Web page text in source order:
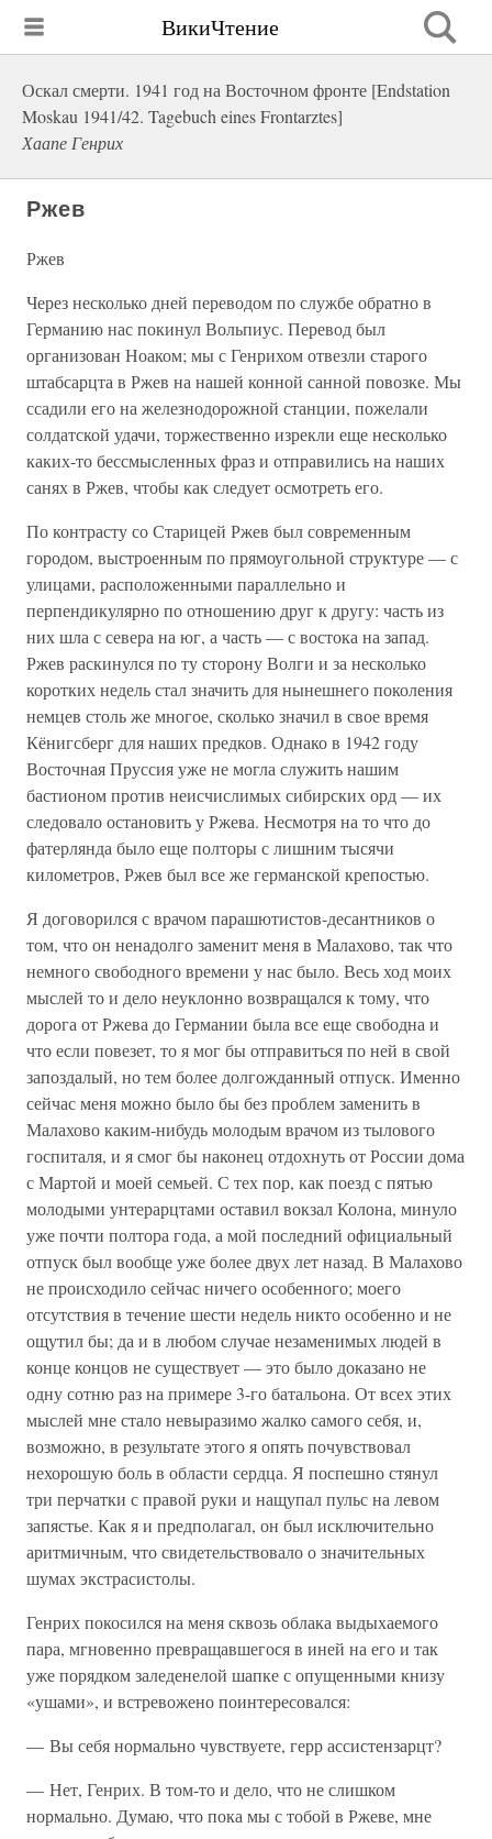
ВикиЧтение
Оскал смерти. 1941 год на Восточном фронте [Endstation
Moskau 1941/42. Tagebuch eines Frontarztes]
Хаапе Генрих
Ржев
Ржев
Через несколько дней переводом по службе обратно в
Германию нас покинул Вольпиус. Перевод был
организован Ноаком; мы с Генрихом отвезли старого
штабсарцта в Ржев на нашей конной санной повозке. Мы
ссадили его на железнодорожной станции, пожелали
солдатской удачи, торжественно изрекли еще несколько
каких-то бессмысленных фраз и отправились на наших
санях в Ржев, чтобы как следует осмотреть его.
По контрасту со Старицей Ржев был современным
городом, выстроенным по прямоугольной структуре — с
улицами, расположенными параллельно и
перпендикулярно по отношению друг к другу: часть из
них шла с севера на юг, а часть — с востока на запад.
Ржев раскинулся по ту сторону Волги и за несколько
коротких недель стал значить для нынешнего поколения
немцев столь же многое, сколько значил в свое время
Кёнигсберг для наших предков. Однако в 1942 году
Восточная Пруссия уже не могла служить нашим
бастионом против неисчислимых сибирских орд — их
следовало остановить у Ржева. Несмотря на то что до
фатерлянда было еще полторы с лишним тысячи
километров, Ржев был все же германской крепостью.
Я договорился с врачом парашютистов-десантников о
том, что он ненадолго заменит меня в Малахово, так что
немного свободного времени у нас было. Весь ход моих
мыслей то и дело неуклонно возвращался к тому, что
дорога от Ржева до Германии была все еще свободна и
что если повезет, то я мог бы отправиться по ней в свой
запоздалый, но тем более долгожданный отпуск. Именно
сейчас меня можно было бы без проблем заменить в
Малахово каким-нибудь молодым врачом из тылового
госпиталя, и я смог бы наконец отдохнуть от России дома
с Мартой и моей семьей. С тех пор, как поезд с пятью
молодыми унтерарцтами оставил вокзал Колона, минуло
уже почти полтора года, а мой последний официальный
отпуск был вообще уже более двух лет назад. В Малахово
не происходило сейчас ничего особенного; моего
отсутствия в течение шести недель никто особенно и не
ощутил бы; да и в любом случае незаменимых людей в
конце концов не существует — это было доказано не
одну сотню раз на примере 3-го батальона. От всех этих
мыслей мне стало невыразимо жалко самого себя, и,
возможно, в результате этого я опять почувствовал
нехорошую боль в области сердца. Я поспешно стянул
три перчатки с правой руки и нащупал пульс на левом
запястье. Как я и предполагал, он был исключительно
аритмичным, что свидетельствовало о значительных
шумах экстрасистолы.
Генрих покосился на меня сквозь облака выдыхаемого
пара, мгновенно превращавшегося в иней на его и так
уже порядком заледенелой шапке с опущенными книзу
«ушами», и встревожено поинтересовался:
— Вы себя нормально чувствуете, герр ассистензарцт?
— Нет, Генрих. В том-то и дело, что не слишком
нормально. Думаю, что пока мы с тобой в Ржеве, мне